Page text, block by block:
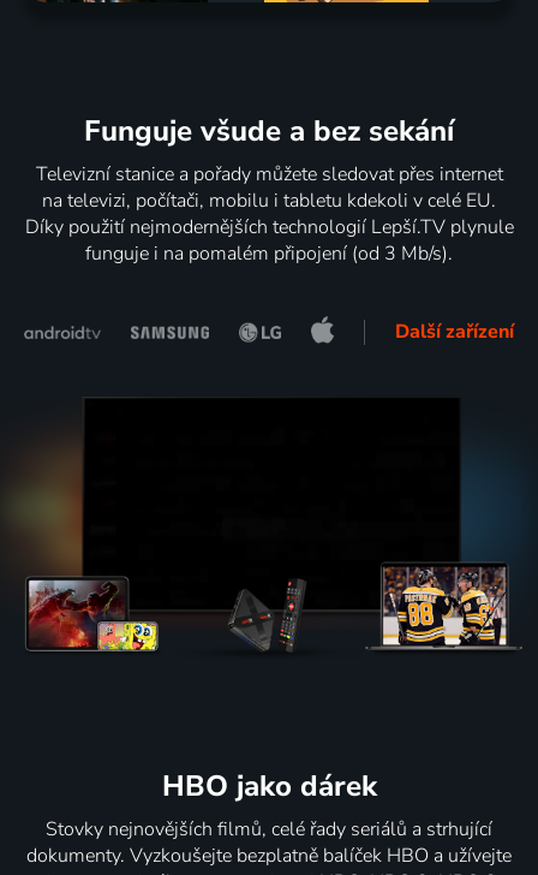
Funguje všude a bez sekání
Televizní stanice a pořady můžete sledovat přes internet
na televizi, počítači, mobilu i tabletu kdekoli v celé EU.
Díky použití nejmodernějších technologií Lepší.TV plynule
funguje i na pomalém připojení (od 3 Mb/s).
Další zařízení
HBO jako dárek
Stovky nejnovějších filmů, celé řady seriálů a strhující
dokumenty. Vyzkoušejte bezplatně balíček HBO a užívejte